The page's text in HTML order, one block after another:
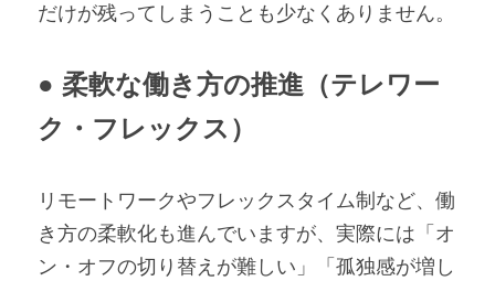
だけが残ってしまうことも少なくありません。
● 柔軟な働き方の推進（テレワー
ク・フレックス）
リモートワークやフレックスタイム制など、働
き方の柔軟化も進んでいますが、実際には「オ
ン・オフの切り替えが難しい」「孤独感が増し